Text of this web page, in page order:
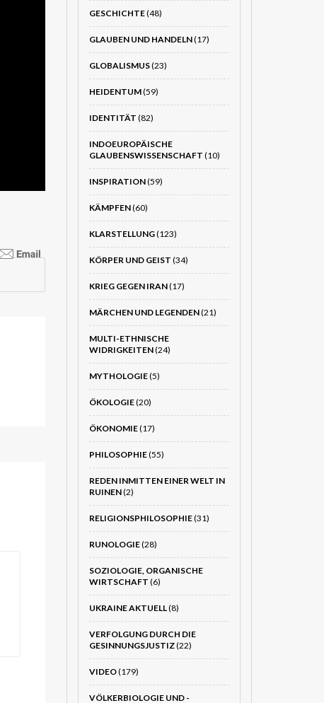
GESCHICHTE(48)
GLAUBEN UND HANDELN(17)
GLOBALISMUS(23)
HEIDENTUM(59)
IDENTITÄT (82)
INDOEUROPÄISCHE
GLAUBENSWISSENSCHAFT (10)
INSPIRATION(59)
KÄMPFEN(60)
KLARSTELLUNG(123)
KÖRPER UND GEIST (34)
KRIEG GEGEN IRAN(17)
MÄRCHEN UND LEGENDEN(21)
MULTI-ETHNISCHE
WIDRIGKEITEN(24)
MYTHOLOGIE(5)
ÖKOLOGIE(20)
ÖKONOMIE(17)
PHILOSOPHIE(55)
REDEN INMITTEN EINER WELT IN
RUINEN(2)
RELIGIONSPHILOSOPHIE(31)
RUNOLOGIE(28)
SOZIOLOGIE, ORGANISCHE
WIRTSCHAFT (6)
UKRAINE AKTUELL(8)
VERFOLGUNG DURCH DIE
GESINNUNGSJUSTIZ(22)
VIDEO(179)
VÖLKERBIOLOGIE UND -